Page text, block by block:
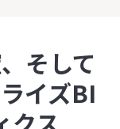
そして
イズBI